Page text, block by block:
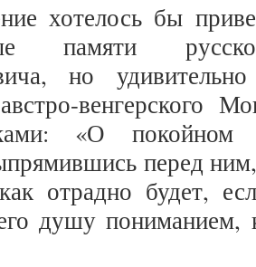
хотелось бы
памяти
но
венгерского
«О покойном
перед
отрадно будет,
душу